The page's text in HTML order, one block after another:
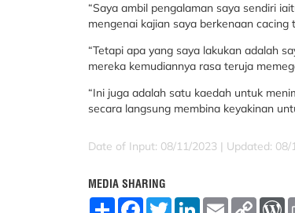
“Saya ambil pengalaman saya sendiri
mengenai kajian saya berkenaan
“Tetapi apa yang saya lakukan adalah
mereka kemudiannya rasa teruja
“Ini juga adalah satu kaedah untuk
secara langsung membina keyakinan
Date of Input: 08/11/2023 | Updated: 08/
MEDIA SHARING
S
F
T
L
E
C